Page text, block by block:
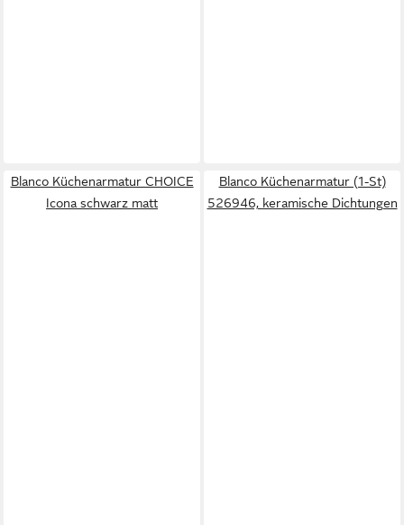
Blanco Küchenarmatur CHOICE
Icona schwarz matt
Blanco Küchenarmatur (1-St)
526946, keramische Dichtungen